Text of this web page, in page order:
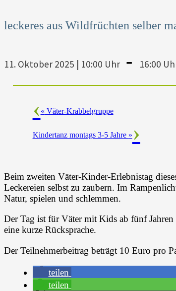
leckeres aus Wildfrüchten selber
11. Oktober 2025 | 10:00 Uhr - 16:00
« Väter-Krabbelgruppe
Kindertanz montags 3-5 Jahre »
Beim zweiten Väter-Kinder-Erlebnistag
Leckereien selbst zu zaubern. Im
Natur, spielen und schlemmen.
Der Tag ist für Väter mit Kids ab fünf
eine kurze Rücksprache.
Der Teilnehmerbeitrag beträgt 10 Euro pro
teilen
teilen